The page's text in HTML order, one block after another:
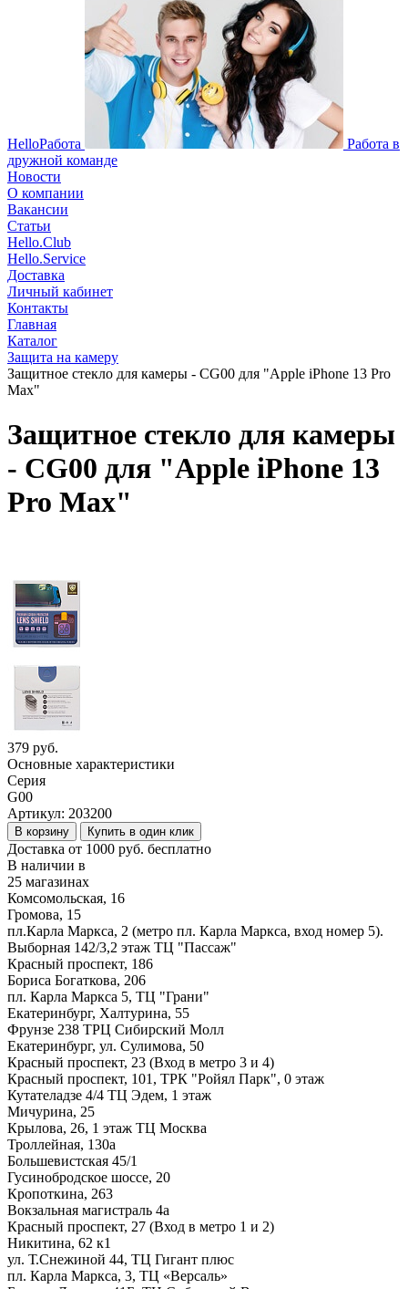
HelloРабота
Работа в
дружной команде
Новости
О компании
Вакансии
Статьи
Hello.Club
Hello.Service
Доставка
Личный кабинет
Контакты
Главная
Каталог
Защита на камеру
Защитное стекло для камеры - CG00 для "Apple iPhone 13 Pro
Max"
Защитное стекло для камеры
- CG00 для "Apple iPhone 13
Pro Max"
379 руб.
Основные характеристики
Серия
G00
Артикул: 203200
В корзину Купить в один клик
Доставка от 1000 руб. бесплатно
В наличии в
25 магазинах
Комсомольская, 16
Громова, 15
пл.Карла Маркса, 2 (метро пл. Карла Маркса, вход номер 5).
Выборная 142/3,2 этаж ТЦ "Пассаж"
Красный проспект, 186
Бориса Богаткова, 206
пл. Карла Маркса 5, ТЦ "Грани"
Екатеринбург, Халтурина, 55
Фрунзе 238 ТРЦ Сибирский Молл
Екатеринбург, ул. Сулимова, 50
Красный проспект, 23 (Вход в метро 3 и 4)
Красный проспект, 101, ТРК "Ройял Парк", 0 этаж
Кутателадзе 4/4 ТЦ Эдем, 1 этаж
Мичурина, 25
Крылова, 26, 1 этаж ТЦ Москва
Троллейная, 130а
Большевистская 45/1
Гусинобродское шоссе, 20
Кропоткина, 263
Вокзальная магистраль 4а
Красный проспект, 27 (Вход в метро 1 и 2)
Никитина, 62 к1
ул. Т.Снежиной 44, ТЦ Гигант плюс
пл. Карла Маркса, 3, ТЦ «Версаль»